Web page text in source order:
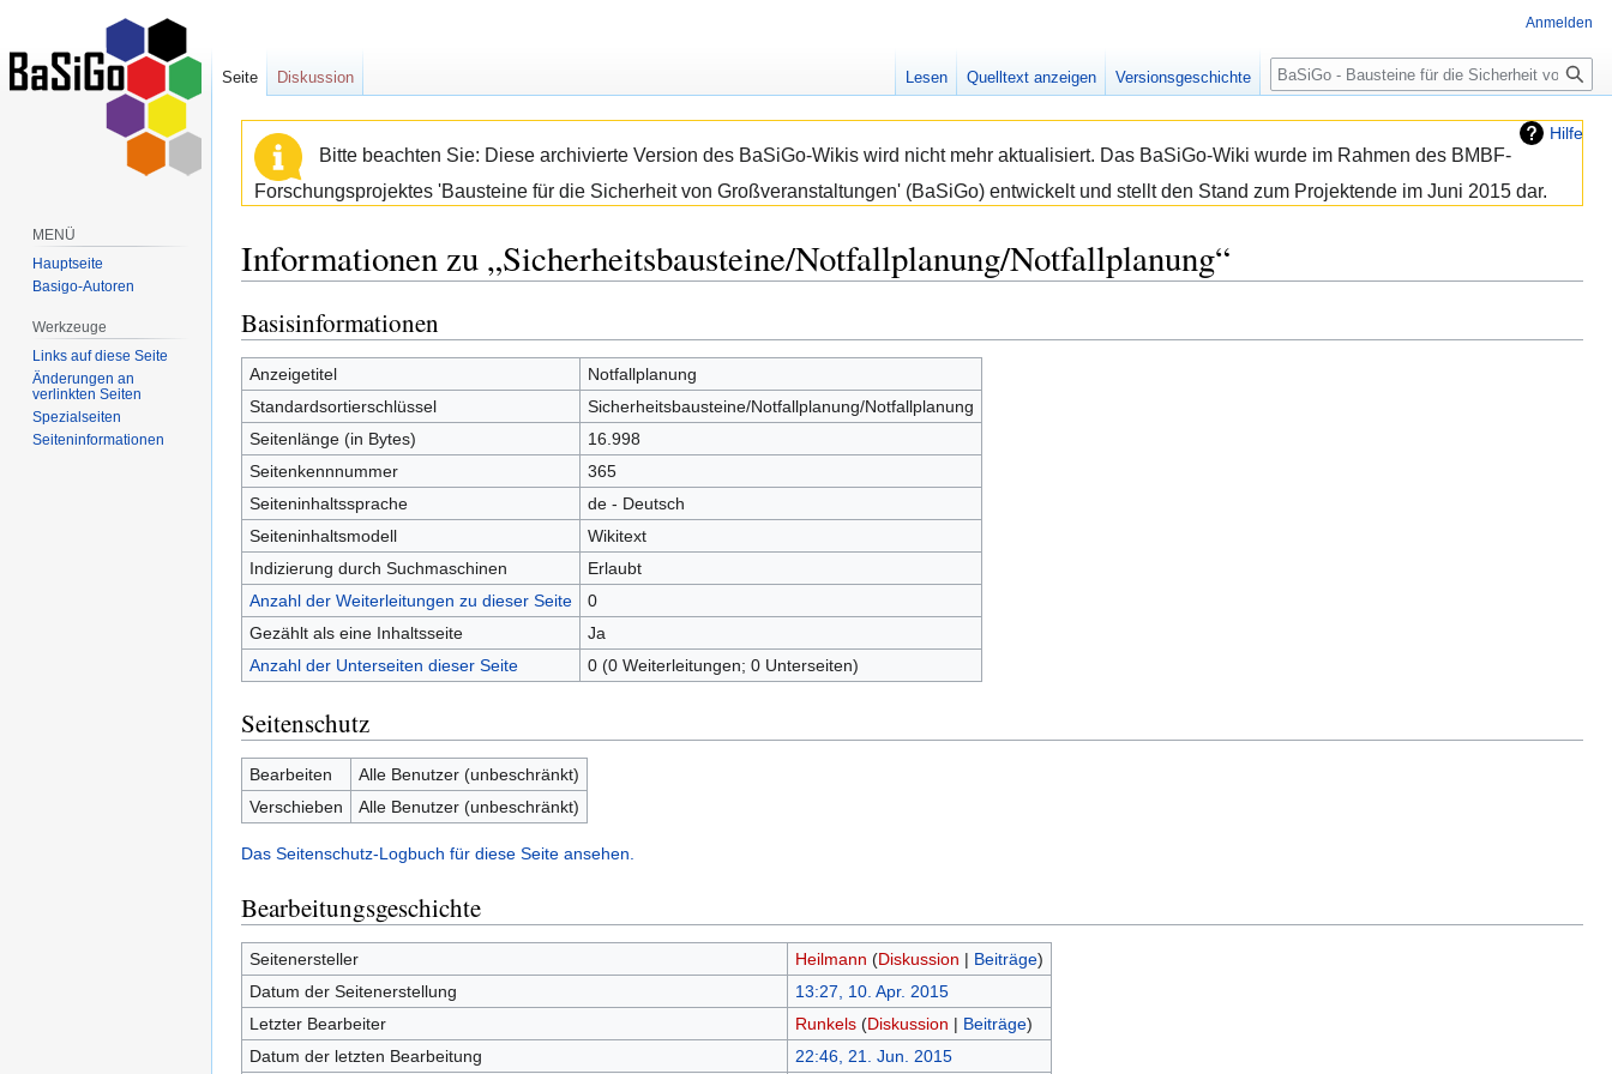
Hilfe
Bitte beachten Sie: Diese archivierte Version des BaSiGo-Wikis wird nicht mehr aktualisiert. Das BaSiGo-Wiki wurde im Rahmen des BMBF-
Forschungsprojektes 'Bausteine für die Sicherheit von Großveranstaltungen' (BaSiGo) entwickelt und stellt den Stand zum Projektende im Juni 2015 dar.
Informationen zu „Sicherheitsbausteine/Notfallplanung/Notfallplanung“
Zur
Navigation
springen
Zur
Suche
springen
Basisinformationen
Anzeigetitel
Notfallplanung
Standardsortierschlüssel
Sicherheitsbausteine/Notfallplanung/Notfallplanung
Seitenlänge (in Bytes)
16.998
Seitenkennnummer
365
Seiteninhaltssprache
de - Deutsch
Seiteninhaltsmodell
Wikitext
Indizierung durch Suchmaschinen
Erlaubt
Anzahl der Weiterleitungen zu dieser Seite
0
Gezählt als eine Inhaltsseite
Ja
Anzahl der Unterseiten dieser Seite
0 (0 Weiterleitungen; 0 Unterseiten)
Seitenschutz
Bearbeiten
Alle Benutzer (unbeschränkt)
Verschieben
Alle Benutzer (unbeschränkt)
Das Seitenschutz-Logbuch für diese Seite ansehen.
Bearbeitungsgeschichte
Seitenersteller Heilmann (Diskussion | Beiträge)
Datum der Seitenerstellung
13:27, 10. Apr. 2015
Letzter Bearbeiter
Runkels (Diskussion | Beiträge)
Datum der letzten Bearbeitung
22:46, 21. Jun. 2015
Anmelden
Seite Diskussion Lesen Quelltext anzeigen Versionsgeschichte
Suche
MENÜ
Hauptseite
Basigo-Autoren
Werkzeuge
Links auf diese Seite
Änderungen an
verlinkten Seiten
Spezialseiten
Seiten­informationen